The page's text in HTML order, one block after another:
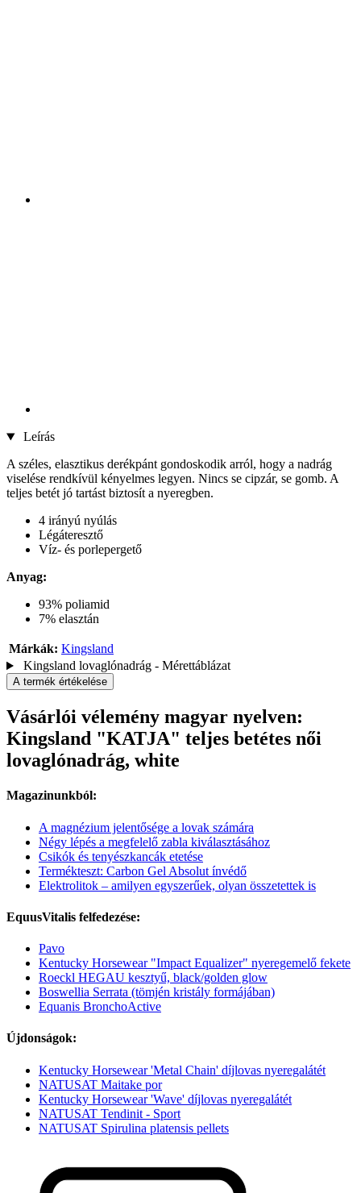
Leírás
A széles, elasztikus derékpánt gondoskodik arról, hogy a nadrág
viselése rendkívül kényelmes legyen. Nincs se cipzár, se gomb. A
teljes betét jó tartást biztosít a nyeregben.
4 irányú nyúlás
Légáteresztő
Víz- és porlepergető
Anyag:
93% poliamid
7% elasztán
Márkák: Kingsland
Kingsland lovaglónadrág - Mérettáblázat
A termék értékelése
Vásárlói vélemény magyar nyelven:
Kingsland "KATJA" teljes betétes női
lovaglónadrág, white
Magazinunkból:
A magnézium jelentősége a lovak számára
Négy lépés a megfelelő zabla kiválasztásához
Csikók és tenyészkancák etetése
Termékteszt: Carbon Gel Absolut ínvédő
Elektrolitok – amilyen egyszerűek, olyan összetettek is
EquusVitalis felfedezése:
Pavo
Kentucky Horsewear "Impact Equalizer" nyeregemelő fekete
Roeckl HEGAU kesztyű, black/golden glow
Boswellia Serrata (tömjén kristály formájában)
Equanis BronchoActive
Újdonságok:
Kentucky Horsewear 'Metal Chain' díjlovas nyeregalátét
NATUSAT Maitake por
Kentucky Horsewear 'Wave' díjlovas nyeregalátét
NATUSAT Tendinit - Sport
NATUSAT Spirulina platensis pellets